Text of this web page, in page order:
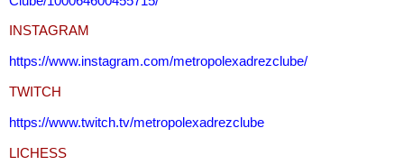
INSTAGRAM
https://www.instagram.com/metropolexadrezclube/
TWITCH
https://www.twitch.tv/metropolexadrezclube
LICHESS